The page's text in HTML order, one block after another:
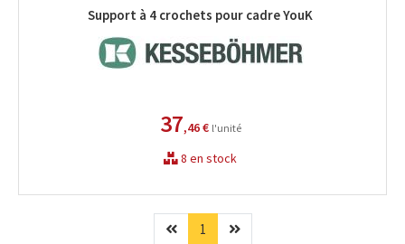
Support à 4 crochets pour cadre YouK
37,46 € l'unité
8 en stock
Précédent
1 (current)Suivant